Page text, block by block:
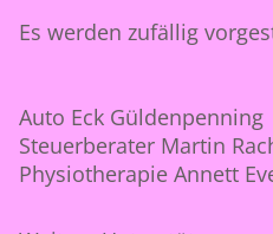
Es werden zufällig
Auto Eck Güldenpenning
Steuerberater Martin
Physiotherapie Annett